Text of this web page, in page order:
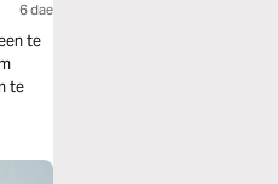
6 dae
te
te